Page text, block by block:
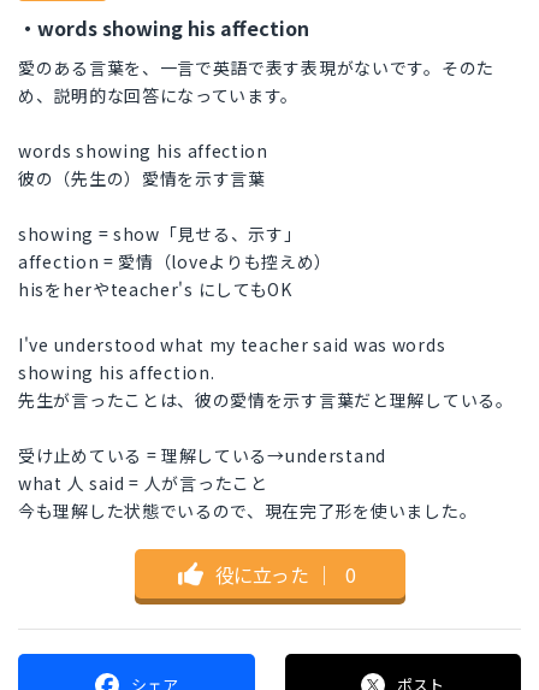
・words showing his affection
愛のある言葉を、一言で英語で表す表現がないです。そのた
め、説明的な回答になっています。
words showing his affection
彼の（先生の）愛情を示す言葉
showing = show「見せる、示す」
affection = 愛情（loveよりも控えめ）
hisをherやteacher's にしてもOK
I've understood what my teacher said was words
showing his affection.
先生が言ったことは、彼の愛情を示す言葉だと理解している。
受け止めている = 理解している→understand
what 人 said = 人が言ったこと
今も理解した状態でいるので、現在完了形を使いました。
役に立った ｜ 0
シェア ポスト